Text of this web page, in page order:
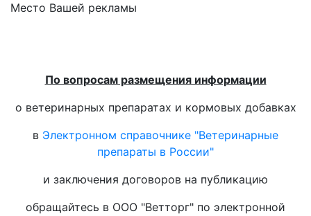
Место Вашей рекламы
По вопросам размещения информации
о ветеринарных препаратах и кормовых добавках
в Электронном справочнике "Ветеринарные
препараты в России"
и заключения договоров на публикацию
обращайтесь в ООО "Ветторг" по электронной